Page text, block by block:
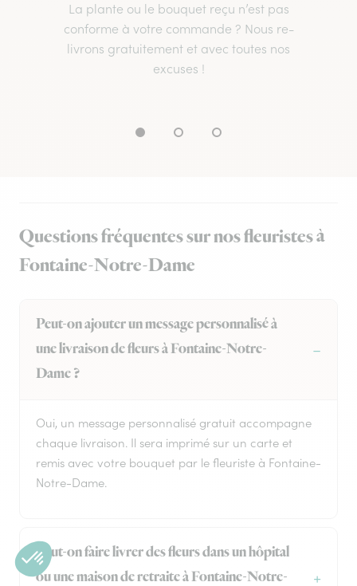
La plante ou le bouquet reçu n’est pas
conforme à votre commande ? Nous re-
livrons gratuitement et avec toutes nos
excuses !
Questions fréquentes sur nos fleuristes à
Fontaine-Notre-Dame
Peut-on ajouter un message personnalisé à
une livraison de fleurs à Fontaine-Notre-
Dame ?
Oui, un message personnalisé gratuit accompagne
chaque livraison. Il sera imprimé sur un carte et
remis avec votre bouquet par le fleuriste à Fontaine-
Notre-Dame.
Peut-on faire livrer des fleurs dans un hôpital
ou une maison de retraite à Fontaine-Notre-